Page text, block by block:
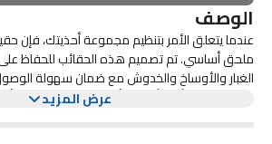
الوصف
عندما يتعلق الأمر بتنظيم مجموعة أحذيتك، فإن
ملحق أساسي. تم تصميم هذه الحقائب للحفاظ
الغبار والأوساخ والخدوش مع ضمان سهولة
مواد متينة، وتأتي بأحجام وأنماط مختلفة لتناسب
تتمثل إحدى السمات البارزة لحقائب تخزين الأحذية في
عرض المزيد